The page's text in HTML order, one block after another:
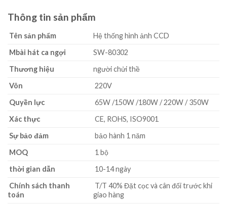
Thông tin sản phẩm
Tên sản phẩm
Hệ thống hình ảnh CCD
Mbài hát ca ngợi
SW-80302
Thương hiệu
người chửi thề
Vôn
220V
Quyền lực
65W /150W /180W / 220W / 350W
Xác thực
CE, ROHS, ISO9001
Sự bảo đảm
bảo hành 1 năm
MOQ
1 bộ
thời gian dẫn
10-14 ngày
Chính sách thanh
toán
T/T 40% Đặt cọc và cân đối trước khi
giao hàng